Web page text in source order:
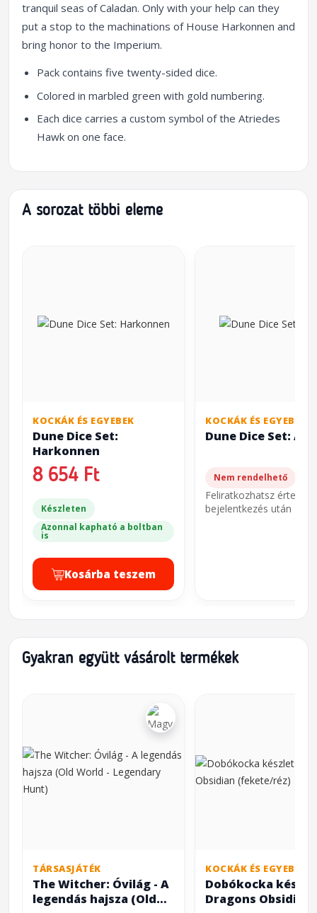
tranquil seas of Caladan. Only with your help can they
put a stop to the machinations of House Harkonnen and
bring honor to the Imperium.
Pack contains five twenty-sided dice.
Colored in marbled green with gold numbering.
Each dice carries a custom symbol of the Atriedes
Hawk on one face.
A sorozat többi eleme
KOCKÁK ÉS EGYEBEK
Dune Dice Set:
Harkonnen
8 654 Ft
Készleten
Azonnal kapható a boltban
is
Kosárba teszem
KOCKÁK ÉS EGYEBEK
Dune Dice Set:
Nem rendelhető
Feliratkozhatsz
bejelentkezés után
Gyakran együtt vásárolt termékek
TÁRSASJÁTÉK
The Witcher: Óvilág - A
legendás hajsza (Old
KOCKÁK ÉS EGYEBEK
Dobókocka
Dragons Obsidian